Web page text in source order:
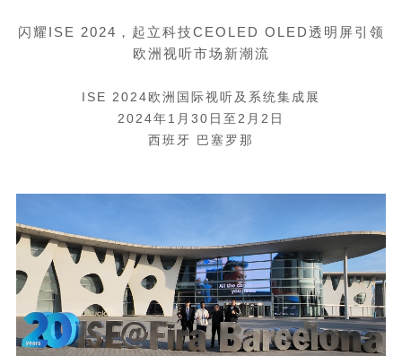
闪耀 ISE 2024 ，起立科技CEOLED OLED透明屏引领
欧洲视听市场新潮流
ISE 2024欧洲国际视听及系统集成展
2024年1月30日至2月2日
西班牙 巴塞罗那